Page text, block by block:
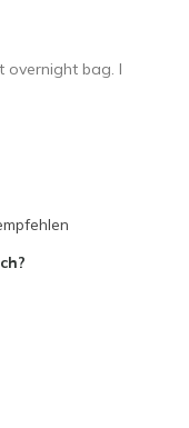
overnight bag. I